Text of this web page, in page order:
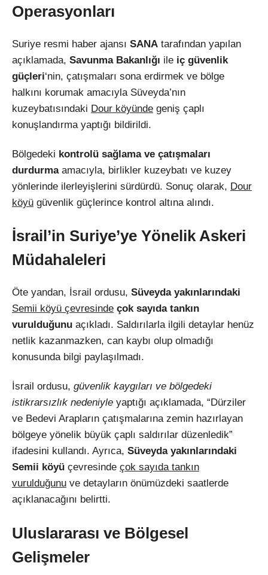
Operasyonları
Suriye resmi haber ajansı SANA tarafından yapılan
açıklamada, Savunma Bakanlığı ile iç güvenlik
güçleri‘nin, çatışmaları sona erdirmek ve bölge
halkını korumak amacıyla Süveyda’nın
kuzeybatısındaki Dour köyünde geniş çaplı
konuşlandırma yaptığı bildirildi.
Bölgedeki kontrolü sağlama ve çatışmaları
durdurmaamacıyla, birlikler kuzeybatı ve kuzey
yönlerinde ilerleyişlerini sürdürdü. Sonuç olarak, Dour
köyü güvenlik güçlerince kontrol altına alındı.
İsrail’in Suriye’ye Yönelik Askeri
Müdahaleleri
Öte yandan, İsrail ordusu, Süveyda yakınlarındaki
Semii köyü çevresinde çok sayıda tankın
vurulduğunu açıkladı. Saldırılarla ilgili detaylar henüz
netlik kazanmazken, can kaybı olup olmadığı
konusunda bilgi paylaşılmadı.
İsrail ordusu, güvenlik kaygıları ve bölgedeki
istikrarsızlık nedeniyle yaptığı açıklamada, “Dürziler
ve Bedevi Arapların çatışmalarına zemin hazırlayan
bölgeye yönelik büyük çaplı saldırılar düzenledik”
ifadesini kullandı. Ayrıca, Süveyda yakınlarındaki
Semii köyü çevresinde çok sayıda tankın
vurulduğunu ve detayların önümüzdeki saatlerde
açıklanacağını belirtti.
Uluslararası ve Bölgesel
Gelişmeler